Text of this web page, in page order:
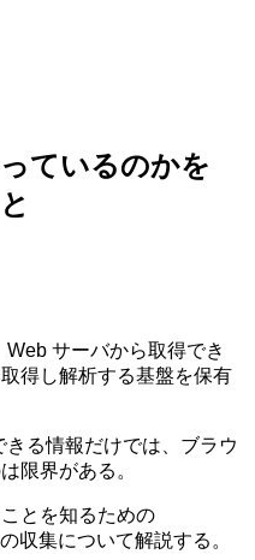
ているのかを
サーバから取得でき
得し解析する基盤を保有
る情報だけでは、ブラウ
限界がある。
とを知るための
収集について解説する。